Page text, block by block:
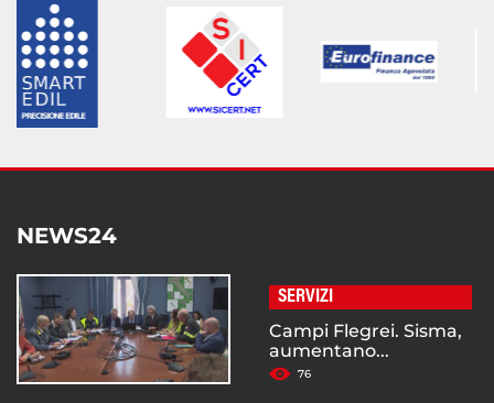
NEWS24
SERVIZI
Campi Flegrei. Sisma,
aumentano...
76